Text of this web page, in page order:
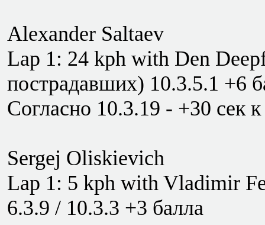
Alexander Saltaev
Lap 1: 24 kph with Den
пострадавших) 10.3.5.1 +6
Согласно 10.3.19 - +30 сек
Sergej Oliskievich
Lap 1: 5 kph with Vladimir
6.3.9 / 10.3.3 +3 балла